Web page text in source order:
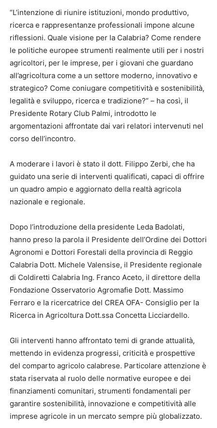
“L’intenzione di riunire istituzioni, mondo produttivo,
ricerca e rappresentanze professionali impone alcune
riflessioni. Quale visione per la Calabria? Come rendere
le politiche europee strumenti realmente utili per i nostri
agricoltori, per le imprese, per i giovani che guardano
all’agricoltura come a un settore moderno, innovativo e
strategico? Come coniugare competitività e sostenibilità,
legalità e sviluppo, ricerca e tradizione?” – ha così, il
Presidente Rotary Club Palmi, introdotto le
argomentazioni affrontate dai vari relatori intervenuti nel
corso dell’incontro.
A moderare i lavori è stato il dott. Filippo Zerbi, che ha
guidato una serie di interventi qualificati, capaci di offrire
un quadro ampio e aggiornato della realtà agricola
nazionale e regionale.
Dopo l’introduzione della presidente Leda Badolati,
hanno preso la parola il Presidente dell’Ordine dei Dottori
Agronomi e Dottori Forestali della provincia di Reggio
Calabria Dott. Michele Valensise, il Presidente regionale
di Coldiretti Calabria Ing. Franco Aceto, il direttore della
Fondazione Osservatorio Agromafie Dott. Massimo
Ferraro e la ricercatrice del CREA OFA- Consiglio per la
Ricerca in Agricoltura Dott.ssa Concetta Licciardello.
Gli interventi hanno affrontato temi di grande attualità,
mettendo in evidenza progressi, criticità e prospettive
del comparto agricolo calabrese. Particolare attenzione è
stata riservata al ruolo delle normative europee e dei
finanziamenti comunitari, strumenti fondamentali per
garantire sostenibilità, innovazione e competitività alle
imprese agricole in un mercato sempre più globalizzato.